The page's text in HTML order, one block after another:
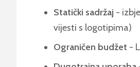
Statički sadržaj -
vijesti s logotipima)
Ograničen budžet -